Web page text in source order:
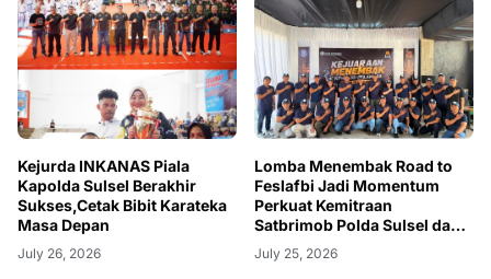
Kejurda INKANAS Piala
Kapolda Sulsel Berakhir
Sukses,Cetak Bibit Karateka
Masa Depan
July 26, 2026
Lomba Menembak Road to
Feslafbi Jadi Momentum
Perkuat Kemitraan
Satbrimob Polda Sulsel dan
BI
July 25, 2026